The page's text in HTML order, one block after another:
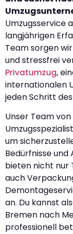
Umzugsservice
langjährigen
Team sorgen
und stressfrei
Privatumzug,
internationalen
jeden Schritt
Unser Team
um
Bedürfnisse
bieten nicht nur
auch
an. Du kannst
Bremen nach
professionell